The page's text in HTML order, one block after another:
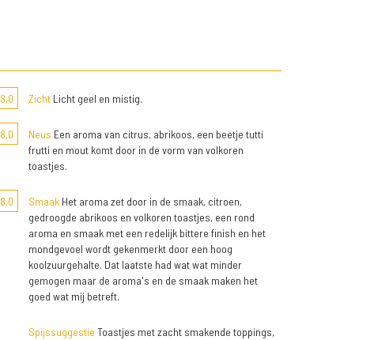
8,0 ZichtLicht geel en mistig.
8,0 Neus Een aroma van citrus, abrikoos, een beetje tutti
frutti en mout komt door in de vorm van volkoren
toastjes.
8,0 SmaakHet aroma zet door in de smaak, citroen,
gedroogde abrikoos en volkoren toastjes, een rond
aroma en smaak met een redelijk bittere finish en het
mondgevoel wordt gekenmerkt door een hoog
koolzuurgehalte. Dat laatste had wat wat minder
gemogen maar de aroma's en de smaak maken het
goed wat mij betreft.
Spijssuggestie Toastjes met zacht smakende toppings,